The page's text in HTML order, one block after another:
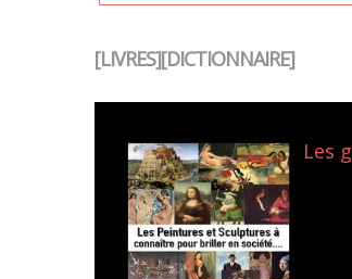
[LIVRES][DICTIONNAIRE]
Les